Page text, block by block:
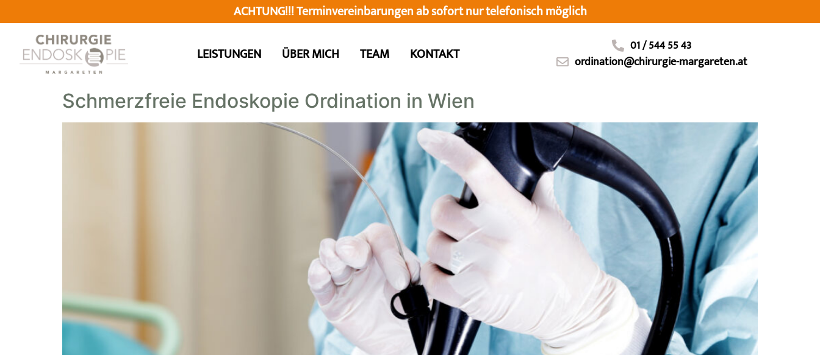
ACHTUNG!!! Terminvereinbarungen ab sofort nurtelefonischmöglich
LEISTUNGEN ÜBER MICH TEAM KONTAKT
01 / 544 55 43
ordination@chirurgie-margareten.at
Schmerzfreie Endoskopie Ordination in Wien